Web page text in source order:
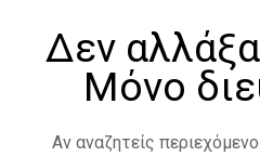
Δεν
Μόνο
Αν αναζητείς